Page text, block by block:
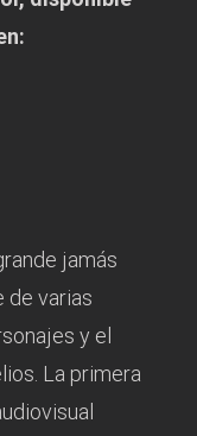
jamás
de varias
y el
La primera